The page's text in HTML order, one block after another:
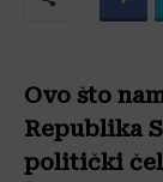
Ovo što
Republika
politički